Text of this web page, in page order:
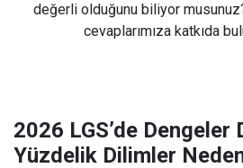
değerli olduğunu biliyor
cevaplarımıza katkıda
2026 LGS’de Dengeler
Yüzdelik Dilimler